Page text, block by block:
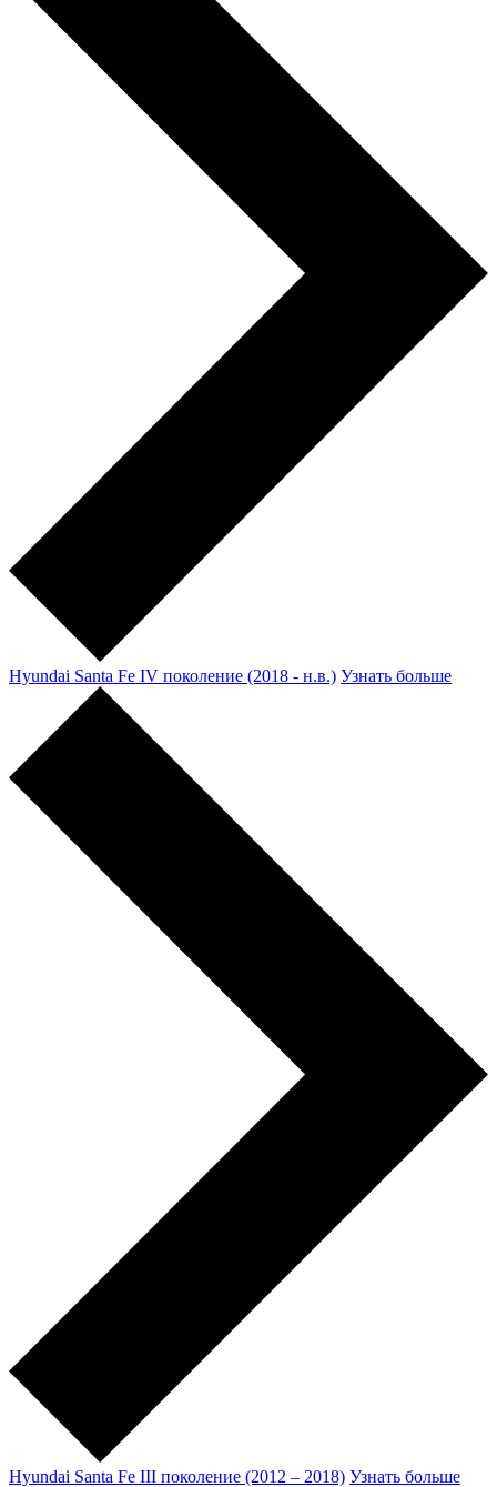
Hyundai Santa Fe IV поколение (2018 - н.в.) Узнать больше
Hyundai Santa Fe III поколение (2012 – 2018) Узнать больше